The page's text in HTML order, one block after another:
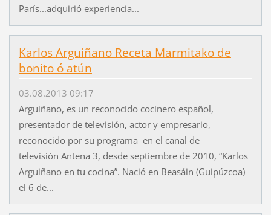
París...adquirió experiencia...
Karlos Arguiñano Receta Marmitako de
bonito ó atún
03.08.2013 09:17
Arguiñano, es un reconocido cocinero español,
presentador de televisión, actor y empresario,
reconocido por su programa en el canal de
televisión Antena 3, desde septiembre de 2010, “Karlos
Arguiñano en tu cocina”. Nació en Beasáin (Guipúzcoa)
el 6 de...